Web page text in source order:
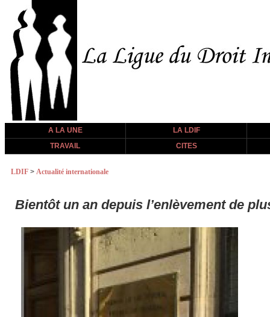
A LA UNE
LA LDIF
TRAVAIL
CITES
LDIF > Actualité internationale
Bientôt un an depuis l’enlèvement de